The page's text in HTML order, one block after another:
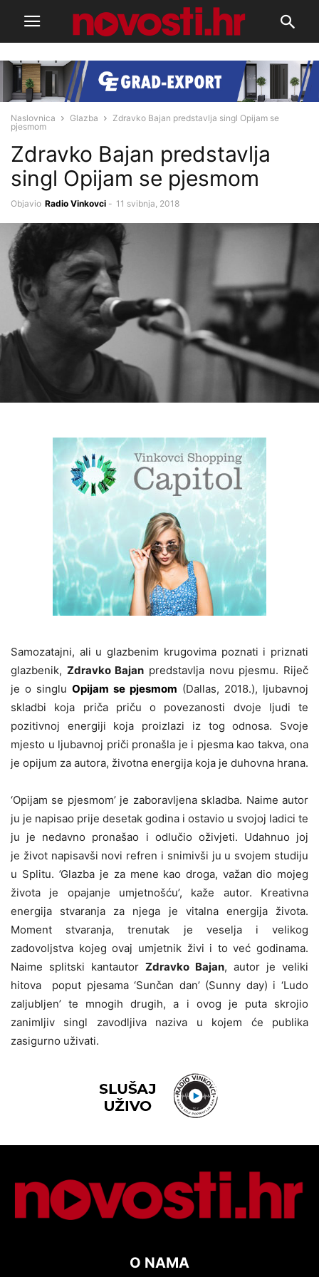
Naslovnica Glazba
Zdravko Bajan predstavlja singl Opijam se
pjesmom
Zdravko Bajan predstavlja
singl Opijam se pjesmom
Objavio Radio Vinkovci - 11 svibnja, 2018
Samozatajni, ali u glazbenim krugovima poznati i priznati
glazbenik, Zdravko Bajan predstavlja novu pjesmu. Riječ
je o singlu Opijam se pjesmom (Dallas, 2018.), ljubavnoj
skladbi koja priča priču o povezanosti dvoje ljudi te
pozitivnoj energiji koja proizlazi iz tog odnosa. Svoje
mjesto u ljubavnoj priči pronašla je i pjesma kao takva, ona
je opijum za autora, životna energija koja je duhovna hrana.
‘Opijam se pjesmom’ je zaboravljena skladba. Naime autor
ju je napisao prije desetak godina i ostavio u svojoj ladici te
ju je nedavno pronašao i odlučio oživjeti. Udahnuo joj
je život napisavši novi refren i snimivši ju u svojem studiju
u Splitu. ‘Glazba je za mene kao droga, važan dio mojeg
života je opajanje umjetnošću’, kaže autor. Kreativna
energija stvaranja za njega je vitalna energija života.
Moment stvaranja, trenutak je veselja i velikog
zadovoljstva kojeg ovaj umjetnik živi i to već godinama.
Naime splitski kantautor Zdravko Bajan, autor je veliki
hitova poput pjesama ‘Sunčan dan’ (Sunny day) i ‘Ludo
zaljubljen’ te mnogih drugih, a i ovog je puta skrojio
zanimljiv singl zavodljiva naziva u kojem će publika
zasigurno uživati.
O NAMA